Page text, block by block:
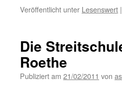
Veröffentlicht unter Lesenswert |
Die
Roethe
Publiziert am 21/02/2011 von